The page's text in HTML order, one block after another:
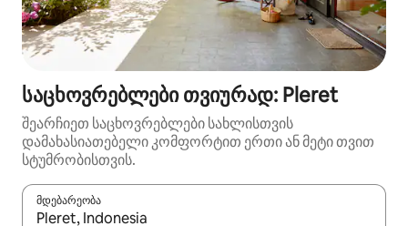
საცხოვრებლები თვიურად: Pleret
შეარჩიეთ საცხოვრებლები სახლისთვის
დამახასიათებელი კომფორტით ერთი ან მეტი თვით
სტუმრობისთვის.
მდებარეობა
როცა შედეგები ხელმისაწვდომი გახდება, ნავიგაციისთვის